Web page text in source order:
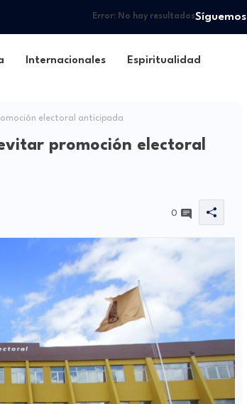
Error:No hay resultadosSíguemos
Internacionales Espiritualidad
electoral anticipada
promoción electoral
0